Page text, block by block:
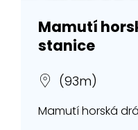
Mamutí
stanice
(93m)
Mamutí horská